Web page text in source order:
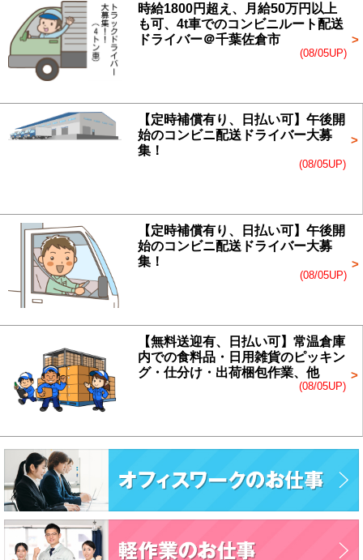
時給1800円超え、月給50万円以上
も可、4t車でのコンビニルート配送
ドライバー＠千葉佐倉市
(08/05UP)
【定時補償有り、日払い可】午後開
始のコンビニ配送ドライバー大募
集！
(08/05UP)
【定時補償有り、日払い可】午後開
始のコンビニ配送ドライバー大募
集！
(08/05UP)
【無料送迎有、日払い可】常温倉庫
内での食料品・日用雑貨のピッキン
グ・仕分け・出荷梱包作業、他
(08/05UP)